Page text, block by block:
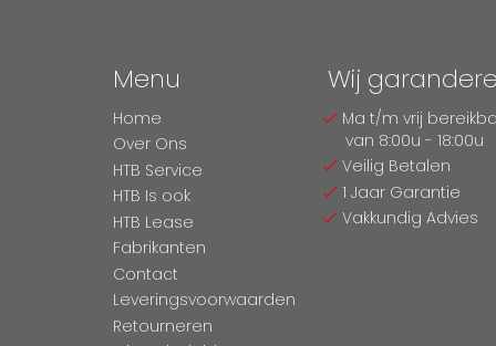
Menu
Home
Over Ons
HTB Service
HTB Is ook
HTB Lease
Fabrikanten
Contact
Leveringsvoorwaarden
Retourneren
Wij
Ma t/m vrij
van 8:00u - 18:00u
Veilig Betalen
1 Jaar Garantie
Vakkundig Advies